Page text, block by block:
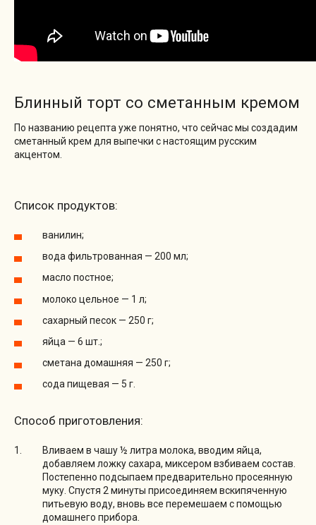
Блинный торт со сметанным кремом
По названию рецепта уже понятно, что сейчас мы создадим
сметанный крем для выпечки с настоящим русским
акцентом.
Список продуктов:
ванилин;
вода фильтрованная — 200 мл;
масло постное;
молоко цельное — 1 л;
сахарный песок — 250 г;
яйца — 6 шт.;
сметана домашняя — 250 г;
сода пищевая — 5 г.
Способ приготовления:
Вливаем в чашу ½ литра молока, вводим яйца,
добавляем ложку сахара, миксером взбиваем состав.
Постепенно подсыпаем предварительно просеянную
муку. Спустя 2 минуты присоединяем вскипяченную
питьевую воду, вновь все перемешаем с помощью
домашнего прибора.